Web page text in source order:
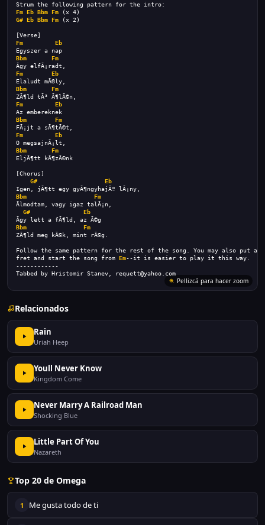
Strum the following pattern for the intro:
Fm Eb Bbm Fm (x 4)
G# Eb Bbm Fm (x 2)
[Verse]
Fm
Eb
Egyszer a nap
Bbm
Fm
Ãgy elfÃ¡radt,
Fm
Eb
Elaludt mÃ©ly,
Bbm
Fm
ZÃ¶ld tÃ³ Ã¶lÃ©n,
Fm
Eb
Az embereknek
Bbm
Fm
FÃ¡jt a sÃ¶tÃ©t,
Fm
Eb
O megsajnÃ¡lt,
Bbm
Fm
EljÃ¶tt kÃ¶zÃ©nk
[Chorus]
G#
Eb
Igen, jÃ¶tt egy gyÃ¶ngyhajÃº lÃ¡ny,
Bbm
Fm
Ãlmodtam, vagy igaz talÃ¡n,
G#
Eb
Ãgy lett a fÃ¶ld, az Ã©g
Bbm
Fm
ZÃ¶ld meg kÃ©k, mint rÃ©g.
Follow the same pattern for the rest of the song. You may also put a
fret and start the song from Em--it is easier to play it this way.
------------
Tabbed by Hristomir Stanev, requett@yahoo.com
Pellizcá para hacer zoom
Relacionados
Rain
Uriah Heep
Youll Never Know
Kingdom Come
Never Marry A Railroad Man
Shocking Blue
Little Part Of You
Nazareth
Top 20 de Omega
1 Me gusta todo de ti